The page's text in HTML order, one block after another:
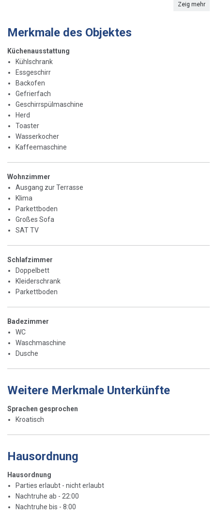
Zeig mehr
Merkmale des Objektes
Küchenausstattung
Kühlschrank
Essgeschirr
Backofen
Gefrierfach
Geschirrspülmaschine
Herd
Toaster
Wasserkocher
Kaffeemaschine
Wohnzimmer
Ausgang zur Terrasse
Klima
Parkettboden
Großes Sofa
SAT TV
Schlafzimmer
Doppelbett
Kleiderschrank
Parkettboden
Badezimmer
WC
Waschmaschine
Dusche
Weitere Merkmale Unterkünfte
Sprachen gesprochen
Kroatisch
Hausordnung
Hausordnung
Parties erlaubt - nicht erlaubt
Nachtruhe ab - 22:00
Nachtruhe bis - 8:00